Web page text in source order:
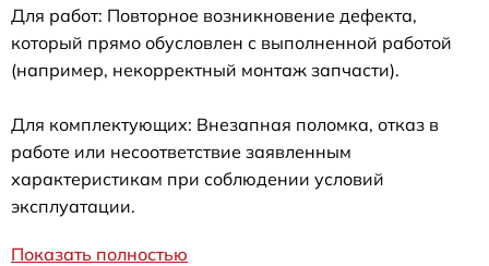
Для работ: Повторное возникновение дефекта,
который прямо обусловлен с выполненной работой
(например, некорректный монтаж запчасти).
Для комплектующих: Внезапная поломка, отказ в
работе или несоответствие заявленным
характеристикам при соблюдении условий
эксплуатации.
Показать полностью